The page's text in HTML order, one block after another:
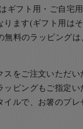
ギフト用・ご自宅
ります(ギフト用は
無料のラッピングは
スをご注文いただ
ッピングもご指定
イルで、お箸のプレ